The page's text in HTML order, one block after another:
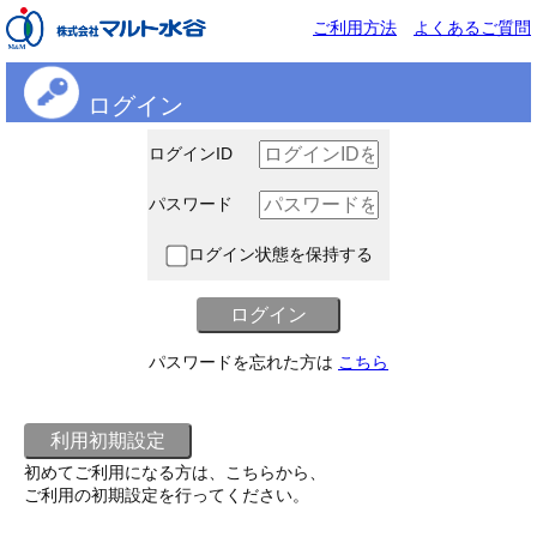
ご利用方法 よくあるご質問
ログイン
ログインID
パスワード
ログイン状態を保持する
パスワードを忘れた方は こちら
初めてご利用になる方は、こちらから、
ご利用の初期設定を行ってください。